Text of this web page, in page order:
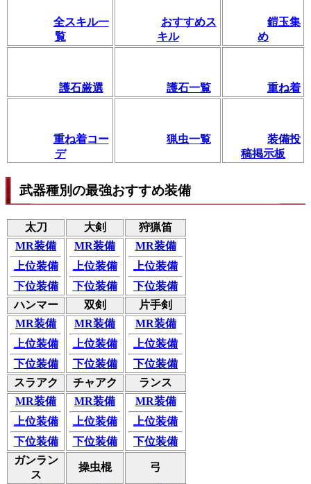
全スキル一
覧
おすすめス
キル
鎧玉集
め
護石厳選 護石一覧 重ね着
重ね着コー
デ
猟虫一覧
装備投
稿掲示板
武器種別の最強おすすめ装備
太刀 大剣
狩猟笛
MR装備
上位装備
下位装備
MR装備
上位装備
下位装備
MR装備
上位装備
下位装備
ハンマー
双剣
片手剣
MR装備
上位装備
下位装備
MR装備
上位装備
下位装備
MR装備
上位装備
下位装備
スラアク
チャアク
ランス
MR装備
上位装備
下位装備
MR装備
上位装備
下位装備
MR装備
上位装備
下位装備
ガンラン
ス
操虫棍 弓